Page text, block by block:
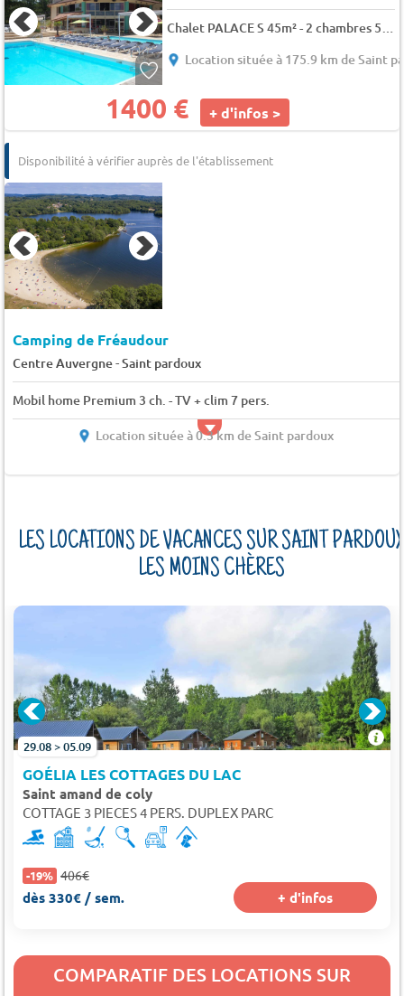
Chalet PALACE S 45m² - 2 chambres 5 pers.
Location située à 175.9 km de Saint
1400 € + d'infos >
Disponibilité à vérifier auprès de l'établissement
Camping de Fréaudour
Centre Auvergne-Saint pardoux
Mobil home Premium 3 ch. - TV + clim 7 pers.
Location située à 0.3 km de Saint pardoux
LES LOCATIONS DE VACANCES SUR SAINT PARDOUX
LES MOINS CHÈRES
29.08 > 05.09
GOÉLIA LES COTTAGES DU LAC
Saint amand de coly
COTTAGE 3 PIECES 4 PERS. DUPLEX PARC
-19% 406€
dès 330€ / sem. + d'infos
COMPARATIF DES LOCATIONS SUR